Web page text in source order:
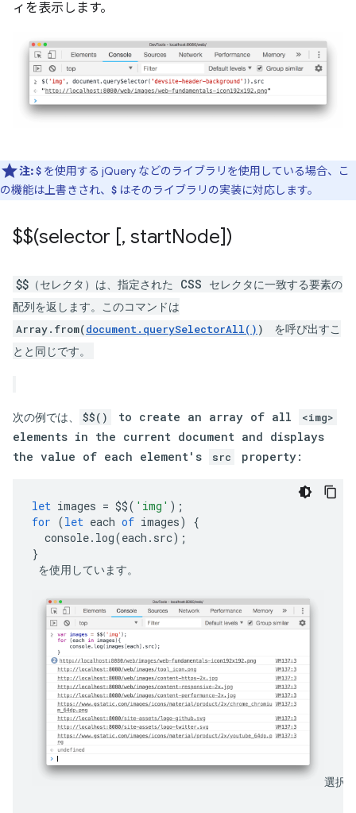
ィを表示します。
注:$ を使用する jQuery などのライブラリを使用している場合、こ
の機能は上書きされ、 $ はそのライブラリの実装に対応します。
$$(selector [, startNode])
$$（セレクタ）は、指定された CSS セレクタに一致する要素の
配列を返します。このコマンドは
Array.from(document.querySelectorAll() )
を呼び出すこ
とと同じです。
次の例では、 $$() to create an array of all <img>
elements in the current document and displays
the value of each element's
src property:
let images = $$( 'img' );
for (let each of images)
{
console. log(each . src);
}
を使用しています。
選択